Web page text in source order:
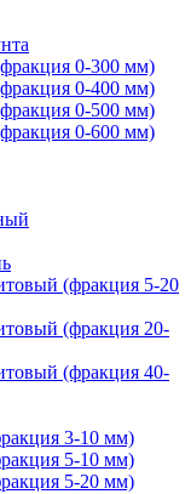
0-300 мм)
0-400 мм)
0-500 мм)
0-600 мм)
(фракция 5-20
(фракция 20-
(фракция 40-
3-10 мм)
5-10 мм)
5-20 мм)